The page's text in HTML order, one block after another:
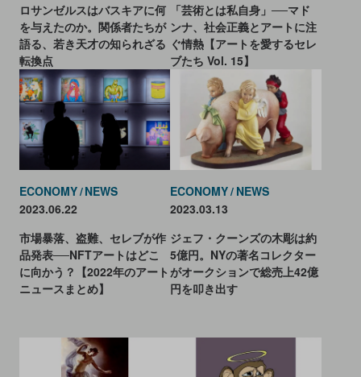
ロサンゼルスはバスキアに何
を与えたのか。関係者たちが
語る、若き天才の知られざる
転換点
「芸術とは私自身」──マド
ンナ、社会正義とアートに注
ぐ情熱【アートを愛するセレ
ブたち Vol. 15】
ECONOMY NEWS
2023.06.22
市場暴落、盗難、セレブが作
品発表──NFTアートはどこ
に向かう？【2022年のアート
ニュースまとめ】
ECONOMY NEWS
2023.03.13
ジェフ・クーンズの木彫は約
5億円。NYの著名コレクター
がオークションで総売上42億
円を叩き出す